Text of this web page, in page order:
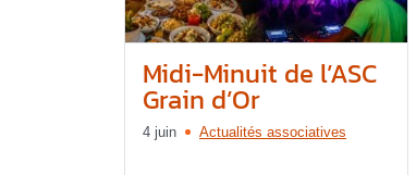
Midi-Minuit de l’ASC
Grain d’Or
4 juin Actualités associatives